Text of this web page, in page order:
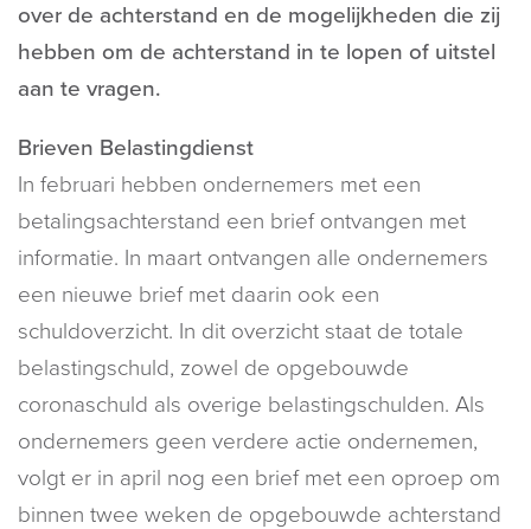
over de achterstand en de mogelijkheden die zij
hebben om de achterstand in te lopen of uitstel
aan te vragen.
Brieven Belastingdienst
In februari hebben ondernemers met een
betalingsachterstand een brief ontvangen met
informatie. In maart ontvangen alle ondernemers
een nieuwe brief met daarin ook een
schuldoverzicht. In dit overzicht staat de totale
belastingschuld, zowel de opgebouwde
coronaschuld als overige belastingschulden. Als
ondernemers geen verdere actie ondernemen,
volgt er in april nog een brief met een oproep om
binnen twee weken de opgebouwde achterstand